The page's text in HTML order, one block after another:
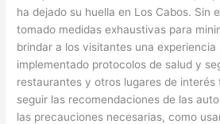
ha dejado su huella en Los Cabos. Sin
tomado medidas exhaustivas para
brindar a los visitantes una experiencia
implementado protocolos de salud y
restaurantes y otros lugares de interés
seguir las recomendaciones de las
las precauciones necesarias, como